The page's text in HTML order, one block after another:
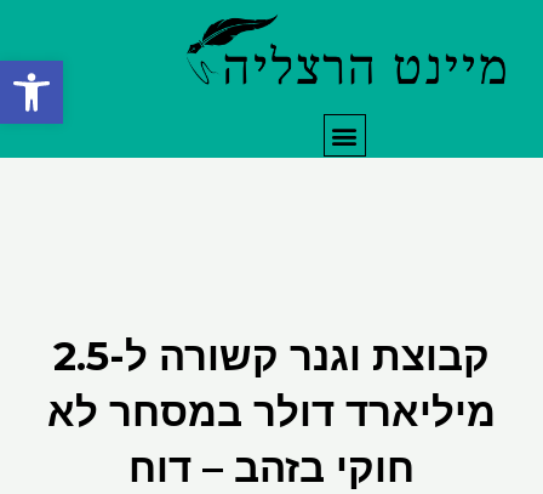
פתח
תפריט
קבוצת וגנר קשורה ל-2.5
מיליארד דולר במסחר לא
חוקי בזהב – דוח